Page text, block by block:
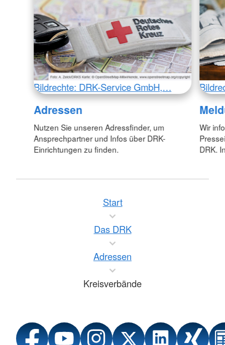
Bildrechte: DRK-Service GmbH,…
Adressen
Nutzen Sie unseren Adressfinder, um
Ansprechpartner und Infos über DRK-
Einrichtungen zu finden.
Wir
DRK.
Start
Das DRK
Adressen
Kreisverbände